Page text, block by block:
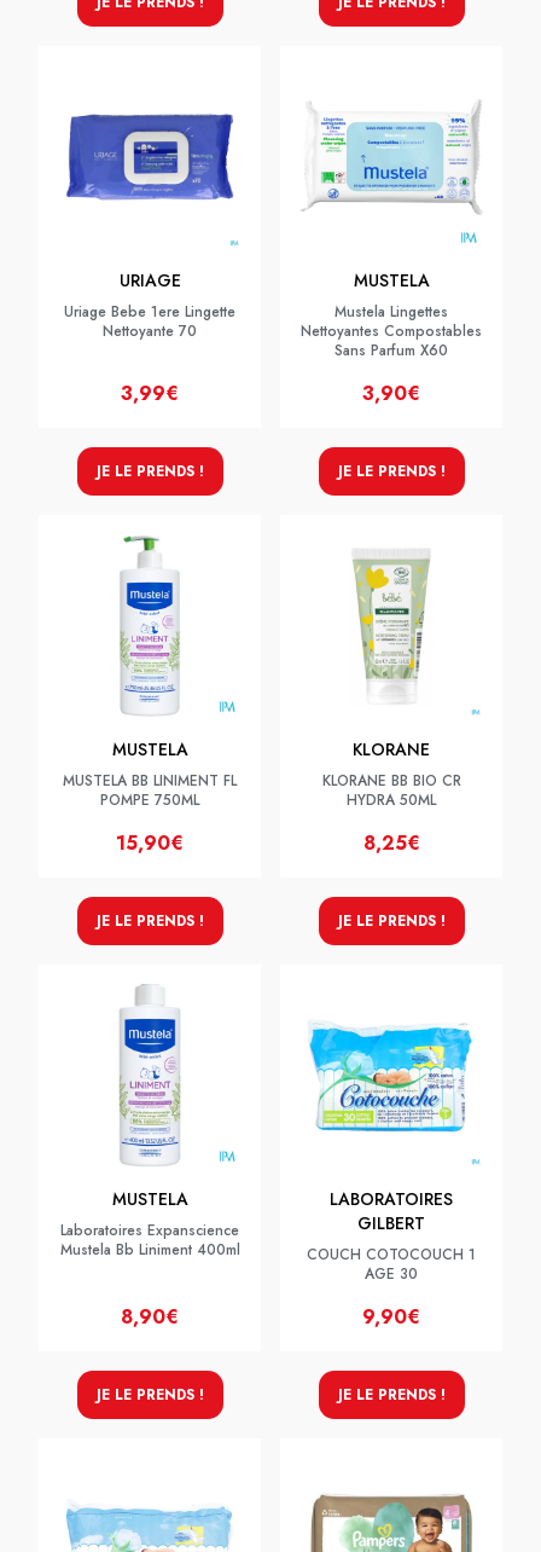
URIAGE
Uriage Bebe 1ere Lingette
Nettoyante 70
3,99€
JE LE PRENDS !
MUSTELA
Mustela Lingettes
Nettoyantes Compostables
Sans Parfum X60
3,90€
JE LE PRENDS !
MUSTELA
MUSTELA BB LINIMENT FL
POMPE 750ML
15,90€
JE LE PRENDS !
KLORANE
KLORANE BB BIO CR
HYDRA 50ML
8,25€
JE LE PRENDS !
MUSTELA
Laboratoires Expanscience
Mustela Bb Liniment 400ml
8,90€
JE LE PRENDS !
LABORATOIRES
GILBERT
COUCH COTOCOUCH 1
AGE 30
9,90€
JE LE PRENDS !